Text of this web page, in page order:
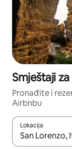
Smještaji
Pronađite i
Airbnbu
Lokacija
Kada budu